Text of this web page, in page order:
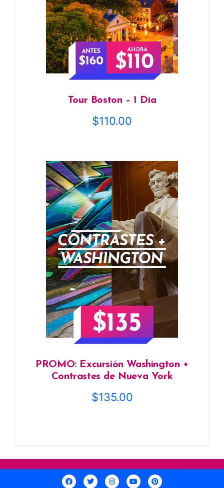
Tour Boston – 1 Día
$110.00
PROMO: Excursión Washington +
Contrastes de Nueva York
$135.00